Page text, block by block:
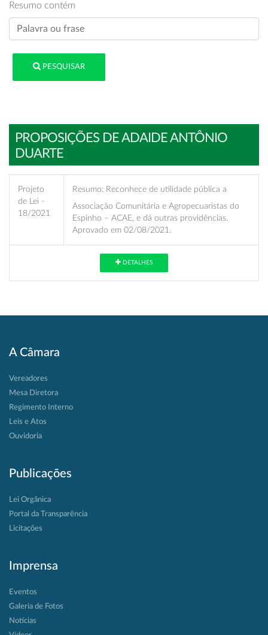
Resumo contém
PESQUISAR
PROPOSIÇÕES DE ADAIDE ANTÔNIO
DUARTE
Projeto
de Lei -
18/2021
Resumo: Reconhece de utilidade pública a
Associação Comunitária e Agropecuaristas do
Espinho – ACAE, e dá outras providências.
Aprovado em 02/08/2021.
DETALHES
A Câmara
Vereadores
Mesa Diretora
Regimento Interno
Leis e Atos
Ouvidoria
Publicações
Lei Orgânica
Portal da Transparência
Licitações
Imprensa
Eventos
Galeria de Fotos
Notícias